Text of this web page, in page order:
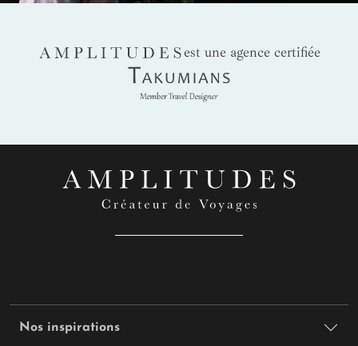
AMPLITUDES
est une agence certifiée
Takumians
Nos inspirations